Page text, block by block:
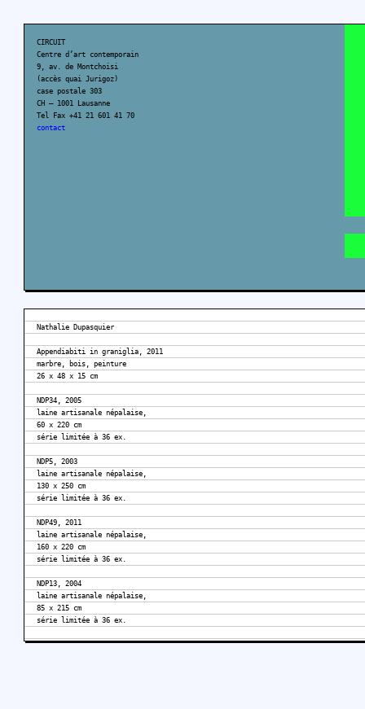
CIRCUIT
Centre d’art contemporain
9, av. de Montchoisi
(accès quai Jurigoz)
case postale 303
CH – 1001 Lausanne
Tel Fax +41 21 601 41 70
contact
Nathalie Dupasquier
Appendiabiti in graniglia, 2011
marbre, bois, peinture
26 x 48 x 15 cm
NDP34, 2005
laine artisanale népalaise,
60 x 220 cm
série limitée à 36 ex.
NDP5, 2003
laine artisanale népalaise,
130 x 250 cm
série limitée à 36 ex.
NDP49, 2011
laine artisanale népalaise,
160 x 220 cm
série limitée à 36 ex.
NDP13, 2004
laine artisanale népalaise,
85 x 215 cm
série limitée à 36 ex.